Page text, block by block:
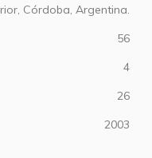
Córdoba, Argentina.
56
4
26
2003